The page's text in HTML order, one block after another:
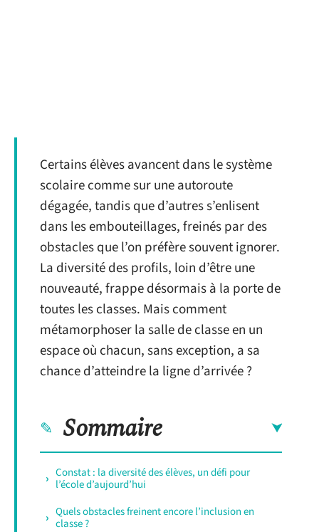
Certains élèves avancent dans le système
scolaire comme sur une autoroute
dégagée, tandis que d’autres s’enlisent
dans les embouteillages, freinés par des
obstacles que l’on préfère souvent ignorer.
La diversité des profils, loin d’être une
nouveauté, frappe désormais à la porte de
toutes les classes. Mais comment
métamorphoser la salle de classe en un
espace où chacun, sans exception, a sa
chance d’atteindre la ligne d’arrivée ?
Sommaire
Constat : la diversité des élèves, un défi pour
l’école d’aujourd’hui
Quels obstacles freinent encore l’inclusion en
classe ?